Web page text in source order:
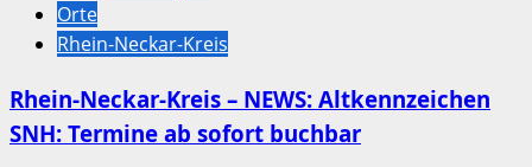
Orte
Rhein-Neckar-Kreis
Rhein-Neckar-Kreis – NEWS: Altkennzeichen
SNH: Termine ab sofort buchbar